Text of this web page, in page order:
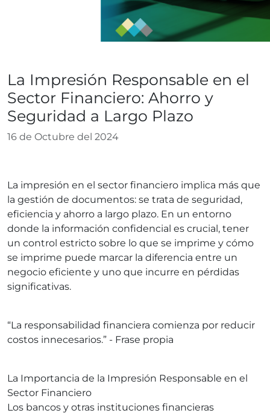
La Impresión Responsable en el
Sector Financiero: Ahorro y
Seguridad a Largo Plazo
16 de Octubre del 2024
La impresión en el sector financiero implica más que
la gestión de documentos: se trata de seguridad,
eficiencia y ahorro a largo plazo. En un entorno
donde la información confidencial es crucial, tener
un control estricto sobre lo que se imprime y cómo
se imprime puede marcar la diferencia entre un
negocio eficiente y uno que incurre en pérdidas
significativas.
“La responsabilidad financiera comienza por reducir
costos innecesarios.” - Frase propia
La Importancia de la Impresión Responsable en el
Sector Financiero
Los bancos y otras instituciones financieras